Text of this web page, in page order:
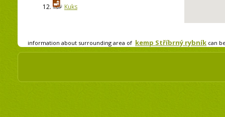
12.
Kuks
information about surrounding area of kemp Stříbrný rybník can